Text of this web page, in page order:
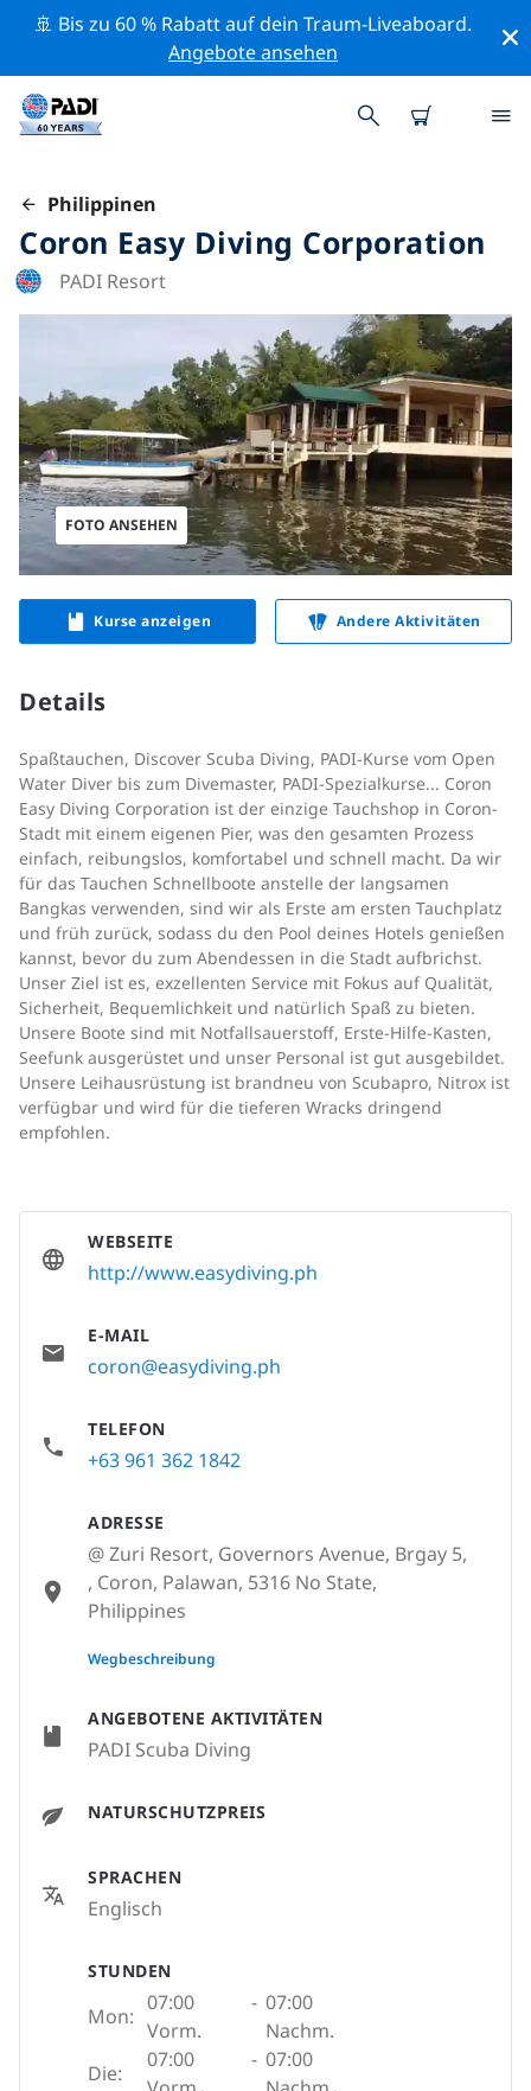
🚢 Bis zu 60 % Rabatt auf dein Traum-Liveaboard.
Angebote ansehen
Philippinen
Coron Easy Diving Corporation
PADI Resort
FOTO ANSEHEN
Kurse anzeigen Andere Aktivitäten
Details
Spaßtauchen, Discover Scuba Diving, PADI-Kurse vom Open
Water Diver bis zum Divemaster, PADI-Spezialkurse... Coron
Easy Diving Corporation ist der einzige Tauchshop in Coron-
Stadt mit einem eigenen Pier, was den gesamten Prozess
einfach, reibungslos, komfortabel und schnell macht. Da wir
für das Tauchen Schnellboote anstelle der langsamen
Bangkas verwenden, sind wir als Erste am ersten Tauchplatz
und früh zurück, sodass du den Pool deines Hotels genießen
kannst, bevor du zum Abendessen in die Stadt aufbrichst.
Unser Ziel ist es, exzellenten Service mit Fokus auf Qualität,
Sicherheit, Bequemlichkeit und natürlich Spaß zu bieten.
Unsere Boote sind mit Notfallsauerstoff, Erste-Hilfe-Kasten,
Seefunk ausgerüstet und unser Personal ist gut ausgebildet.
Unsere Leihausrüstung ist brandneu von Scubapro, Nitrox ist
verfügbar und wird für die tieferen Wracks dringend
empfohlen.
ANGEBOTENE AKTIVITÄTEN
PADI Scuba Diving
NATURSCHUTZPREIS
SPRACHEN
Englisch
STUNDEN
Mon:
07:00
Vorm.
- 07:00
Nachm.
Die:
07:00
- 07:00
WEBSEITE
http://www.easydiving.ph
E-MAIL
coron@easydiving.ph
TELEFON
+63 961 362 1842
ADRESSE
@ Zuri Resort, Governors Avenue, Brgay 5,
, Coron, Palawan, 5316 No State,
Philippines
None
Wegbeschreibung